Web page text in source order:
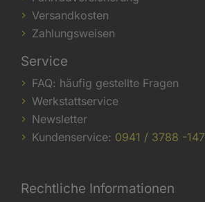
Versandkosten
Zahlungsweisen
Service
FAQ: häufig gestellte Fragen
Werkstattservice
Newsletter
Kundenservice: 0941 / 3788 -147
Rechtliche Informationen